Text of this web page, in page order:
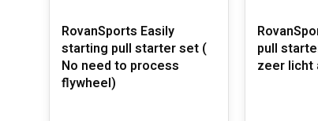
RovanSports Easily
starting pull starter set (
No need to process
flywheel)
pull
zeer licht